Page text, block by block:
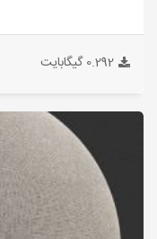
0.292 گیگابایت